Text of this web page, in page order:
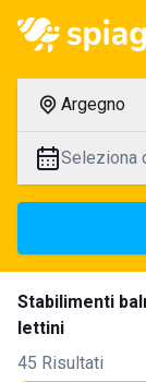
Argegno
Seleziona
Stabilimenti
lettini
45 Risultati